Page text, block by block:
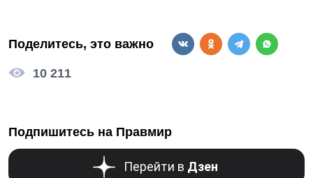
Поделитесь, это важно
10 211
Подпишитесь на Правмир
Перейти в Дзен